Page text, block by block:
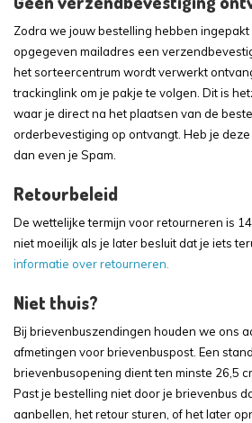
Zodra we jouw bestelling hebben
opgegeven mailadres een
het sorteercentrum wordt verwerkt
trackinglink om je pakje te volgen. Dit is
waar je direct na het plaatsen van de
orderbevestiging op ontvangt. Heb je
dan even je Spam.
Retourbeleid
De wettelijke termijn voor retourneren is
niet moeilijk als je later besluit dat je iets
informatie over retourneren.
Niet thuis?
Bij brievenbuszendingen houden we ons
afmetingen voor brievenbuspost. Een
brievenbusopening dient ten minste 26,5
Past je bestelling niet door je brievenbus
aanbellen, het retour sturen, of het later